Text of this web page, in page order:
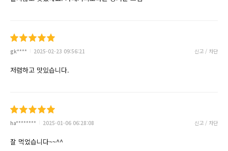
gk**** 2025-02-23 09:56:21 신고 / 차단
저렴하고 맛있습니다.
ha******** 2025-01-06 06:28:08 신고 / 차단
잘 먹었습니다~~^^